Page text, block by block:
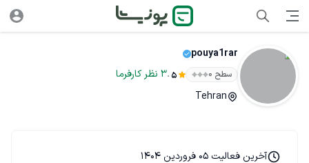
pouya1rar
سطح ۰ 5
.
3 نظر کارفرما
Tehran
آخرین فعالیت 05 فروردین 1404